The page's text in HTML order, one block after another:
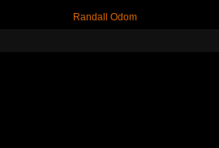
Randall Odom